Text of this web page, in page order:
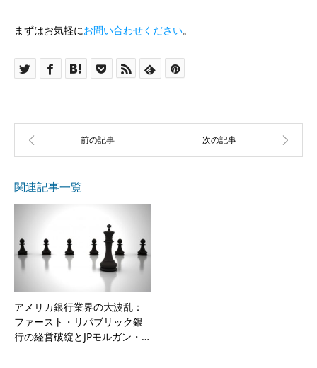
まずはお気軽にお問い合わせください。
関連記事一覧
アメリカ銀行業界の大波乱：
ファースト・リパブリック銀
行の経営破綻とJPモルガン・…